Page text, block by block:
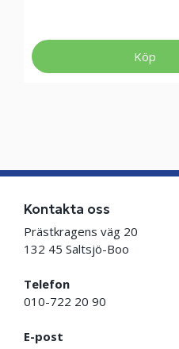
Köp
Kontakta oss
Prästkragens väg 20
132 45 Saltsjö-Boo
Telefon
010-722 20 90
E-post